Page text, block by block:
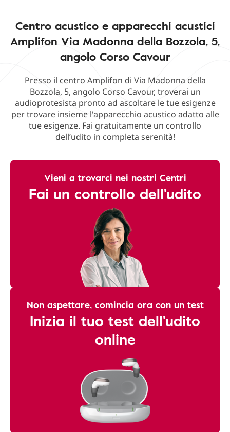
Centro acustico e apparecchi acustici
Amplifon Via Madonna della Bozzola, 5,
angolo Corso Cavour
Presso il centro Amplifon di Via Madonna della
Bozzola, 5, angolo Corso Cavour, troverai un
audioprotesista pronto ad ascoltare le tue esigenze
per trovare insieme l'apparecchio acustico adatto alle
tue esigenze. Fai gratuitamente un controllo
dell’udito in completa serenità!
Vieni a trovarci nei nostri Centri
Fai un controllo dell'udito
Non aspettare, comincia ora con un test
Inizia il tuo test dell'udito
online